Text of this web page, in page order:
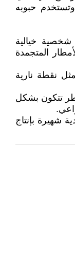
حبوبه
خيالية
المتجمدة
نقطة نارية
تتكون بشكل
شهيرة بإنتاج